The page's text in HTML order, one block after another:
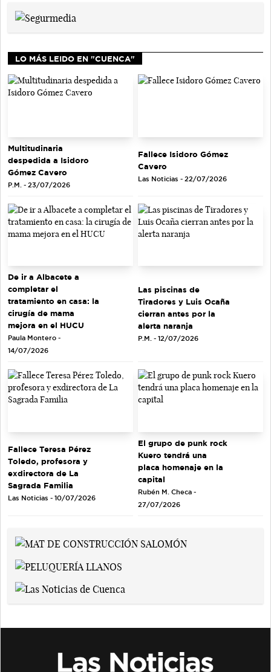
LO MÁS LEIDO EN "CUENCA"
Multitudinaria
despedida a Isidoro
Gómez Cavero
P.M. - 23/07/2026
Fallece Isidoro Gómez
Cavero
Las Noticias - 22/07/2026
De ir a Albacete a
completar el
tratamiento en casa: la
cirugía de mama
mejora en el HUCU
Paula Montero -
14/07/2026
Las piscinas de
Tiradores y Luis Ocaña
cierran antes por la
alerta naranja
P.M. - 12/07/2026
Fallece Teresa Pérez
Toledo, profesora y
exdirectora de La
Sagrada Familia
Las Noticias - 10/07/2026
El grupo de punk rock
Kuero tendrá una
placa homenaje en la
capital
Rubén M. Checa -
27/07/2026